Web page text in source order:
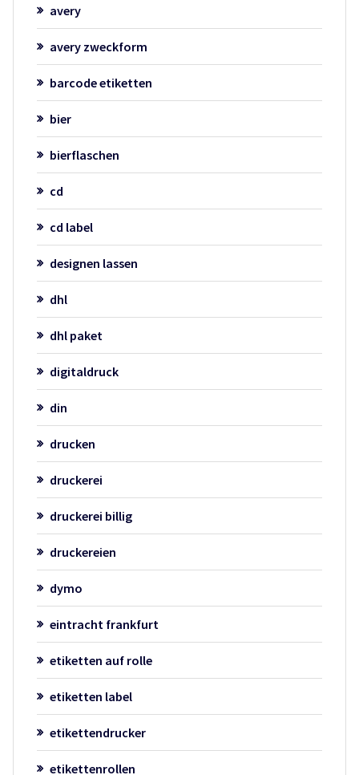
avery
avery zweckform
barcode etiketten
bier
bierflaschen
cd
cd label
designen lassen
dhl
dhl paket
digitaldruck
din
drucken
druckerei
druckerei billig
druckereien
dymo
eintracht frankfurt
etiketten auf rolle
etiketten label
etikettendrucker
etikettenrollen